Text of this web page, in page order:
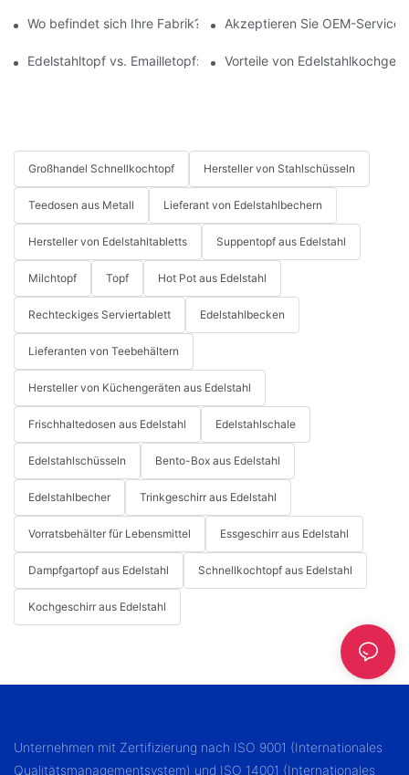
Wo befindet sich Ihre Fabrik? Wie kann ich sie besuchen?
Akzeptieren Sie OEM-Service?
Edelstahltopf vs. Emailletopf: Welcher ist besser?
Vorteile von
Großhandel Schnellkochtopf Hersteller von Stahlschüsseln
Teedosen aus Metall Lieferant von Edelstahlbechern
Hersteller von Edelstahltabletts Suppentopf aus Edelstahl
Milchtopf Topf Hot Pot aus Edelstahl
Rechteckiges Serviertablett Edelstahlbecken
Lieferanten von Teebehältern
Hersteller von Küchengeräten aus Edelstahl
Frischhaltedosen aus Edelstahl Edelstahlschale
Edelstahlschüsseln Bento-Box aus Edelstahl
Edelstahlbecher Trinkgeschirr aus Edelstahl
Vorratsbehälter für Lebensmittel Essgeschirr aus Edelstahl
Dampfgartopf aus Edelstahl Schnellkochtopf aus Edelstahl
Kochgeschirr aus Edelstahl
Unternehmen mit Zertifizierung nach ISO 9001 (Internationales
Qualitätsmanagementsystem) und ISO 14001 (Internationales